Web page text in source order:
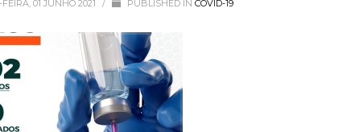
01 JUNHO 2021 / PUBLISHED IN COVID-19